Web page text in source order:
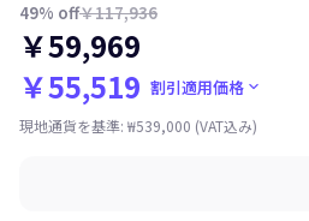
49% off￥117,936
￥59,969
￥55,519 割引適用価格 keyboard_arrow_down
現地通貨を基準: ₩539,000 (VAT込み)